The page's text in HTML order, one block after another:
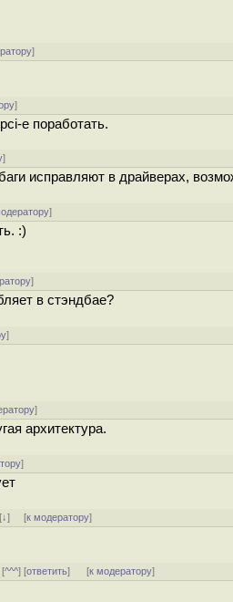
]
]
e поработать.
]
исправляют в драйверах,
]
:)
]
в стэндбае?
]
]
архитектура.
]
[↓] [к модератору]
[^^^] [ответить] [к модератору]